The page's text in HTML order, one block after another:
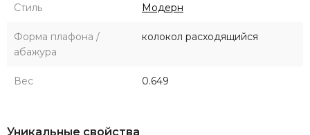
Стиль Модерн
Форма плафона /
абажура
колокол расходящийся
Вес 0.649
Уникальные свойства